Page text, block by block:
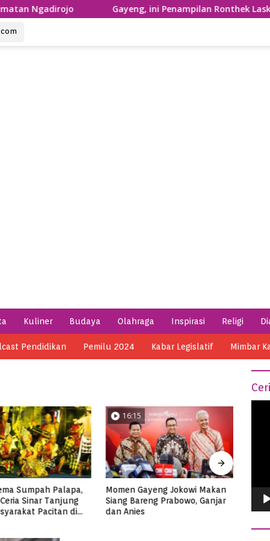
Gayeng, ini Penampilan Ronthek Laskar Gajah
Kuliner Budaya Olahraga Inspirasi Religi
Pendidikan Pemilu 2024 Kabar Legislatif Mimbar
Jokowi Makan
Prabowo, Ganjar
04:14
Semarak HSN 2023 di Pacitan,
Ribuan Santri Makan Ikan
Tuna Super Jumbo
di